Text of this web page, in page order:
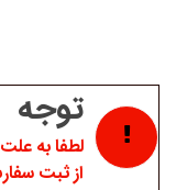
توجه
لطفا به
از ثبت